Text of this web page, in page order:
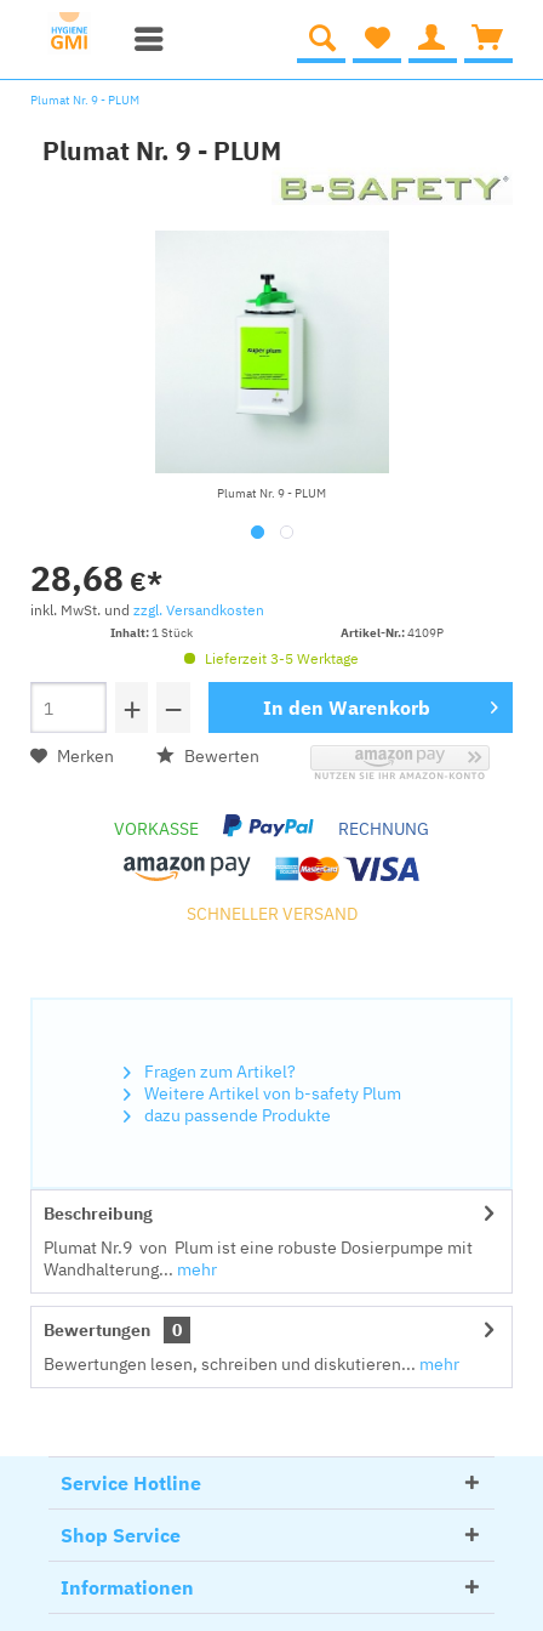
Plumat Nr. 9 - PLUM
Plumat Nr. 9 - PLUM
Plumat Nr. 9 - PLUM
28,68 €*
inkl. MwSt. und zzgl. Versandkosten
Inhalt:1 Stück Artikel-Nr.:4109P
Lieferzeit 3-5 Werktage
+ − In den Warenkorb
Merken Bewerten
VORKASSE RECHNUNG
SCHNELLER VERSAND
Fragen zum Artikel?
Weitere Artikel von b-safety Plum
dazu passende Produkte
Beschreibung
Plumat Nr.9 von Plum ist eine robuste Dosierpumpe mit
Wandhalterung... mehr
Bewertungen
0
Bewertungen lesen, schreiben und diskutieren... mehr
Service Hotline
Shop Service
Informationen